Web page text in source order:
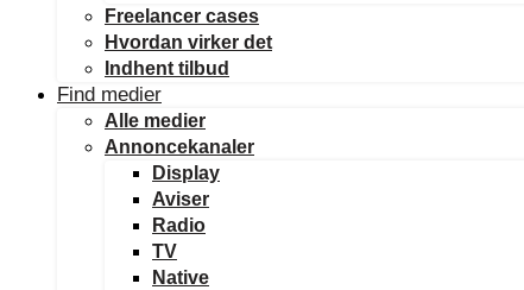
Freelancer cases
Hvordan virker det
Indhent tilbud
Find medier
Alle medier
Annoncekanaler
Display
Aviser
Radio
TV
Native